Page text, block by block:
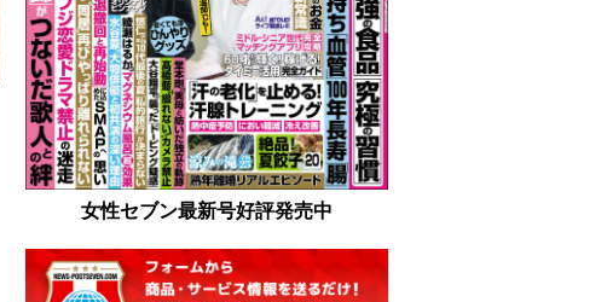
女性セブン最新号好評発売中